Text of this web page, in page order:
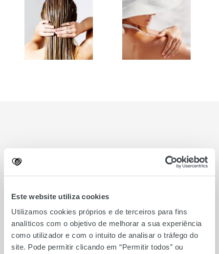
Este website utiliza cookies
Utilizamos cookies próprios e de terceiros para fins
analíticos com o objetivo de melhorar a sua experiência
como utilizador e com o intuito de analisar o tráfego do
site. Pode permitir clicando em “Permitir todos” ou
Relacionados